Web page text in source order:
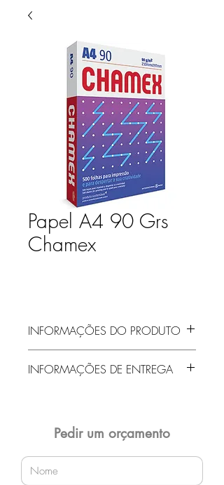
Papel A4 90 Grs
Chamex
INFORMAÇÕES DO PRODUTO
INFORMAÇÕES DE ENTREGA
orçamento!Pedir um orçamento